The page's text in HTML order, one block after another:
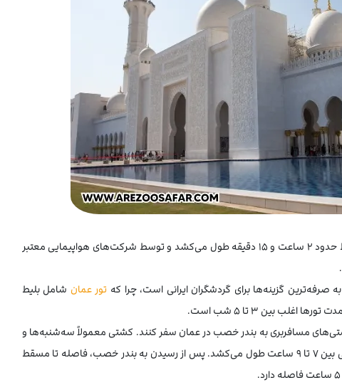
سفر هوایی به مسقط: پروازهای مستقیم از تهران به مسقط حدود ۲ ساعت و ۱۵ دقیقه طول می‌کشد و توسط شرکت‌های هواپیمایی معتبر
گزینه‌ها برای گردشگران ایرانی است، چرا که تور عمان شامل بلیط
بین ۳ تا ۵ شب است.
مسافربری به بندر خصب در عمان سفر کنند. کشتی معمولاً سه‌شنبه‌ها و
جمعه‌ها از بندرعباس حرکت می‌کند و مدت زمان سفر دریایی بین ۷ تا ۹ ساعت طول می‌کشد. پس از رسیدن به بندر خصب، فاصله تا مسقط